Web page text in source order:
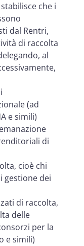
che i
dal Rentri,
di raccolta
al
(ad
e simili)
di
cioè chi
gestione dei
di raccolta,
delle
per la
e simili)